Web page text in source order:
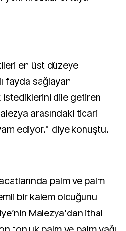
en üst düzeye
fayda sağlayan
istediklerini dile getiren
arasındaki ticari
ediyor." diye konuştu.
palm ve palm
bir kalem olduğunu
Malezya'dan ithal